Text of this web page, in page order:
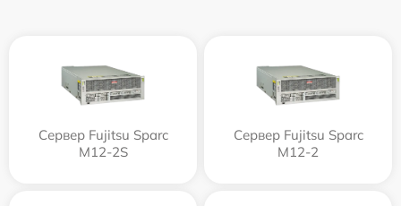
Сервер Fujitsu Sparc
M12-2S
Сервер Fujitsu Sparc
M12-2